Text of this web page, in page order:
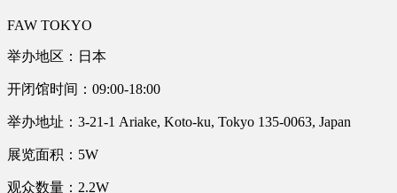
FAW TOKYO
举办地区：日本
开闭馆时间：09:00-18:00
举办地址：3-21-1 Ariake, Koto-ku, Tokyo 135-0063, Japan
展览面积：5W
观众数量：2.2W